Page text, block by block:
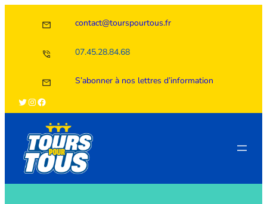
contact@tourspourtous.fr
07.45.28.84.68
S’abonner à nos lettres d’information
Twitter
Instagram
Facebook